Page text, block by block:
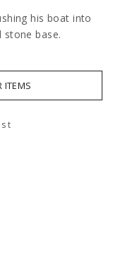
his boat into
stone base.
ITEMS